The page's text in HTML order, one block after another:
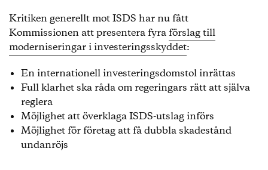
Kritiken generellt mot ISDS har nu fått
Kommissionen att presentera fyraförslag till
moderniseringar i investeringsskyddet:
En internationell investeringsdomstol inrättas
Full klarhet ska råda om regeringars rätt att själva
reglera
Möjlighet att överklaga ISDS-utslag införs
Möjlighet för företag att få dubbla skadestånd
undanröjs